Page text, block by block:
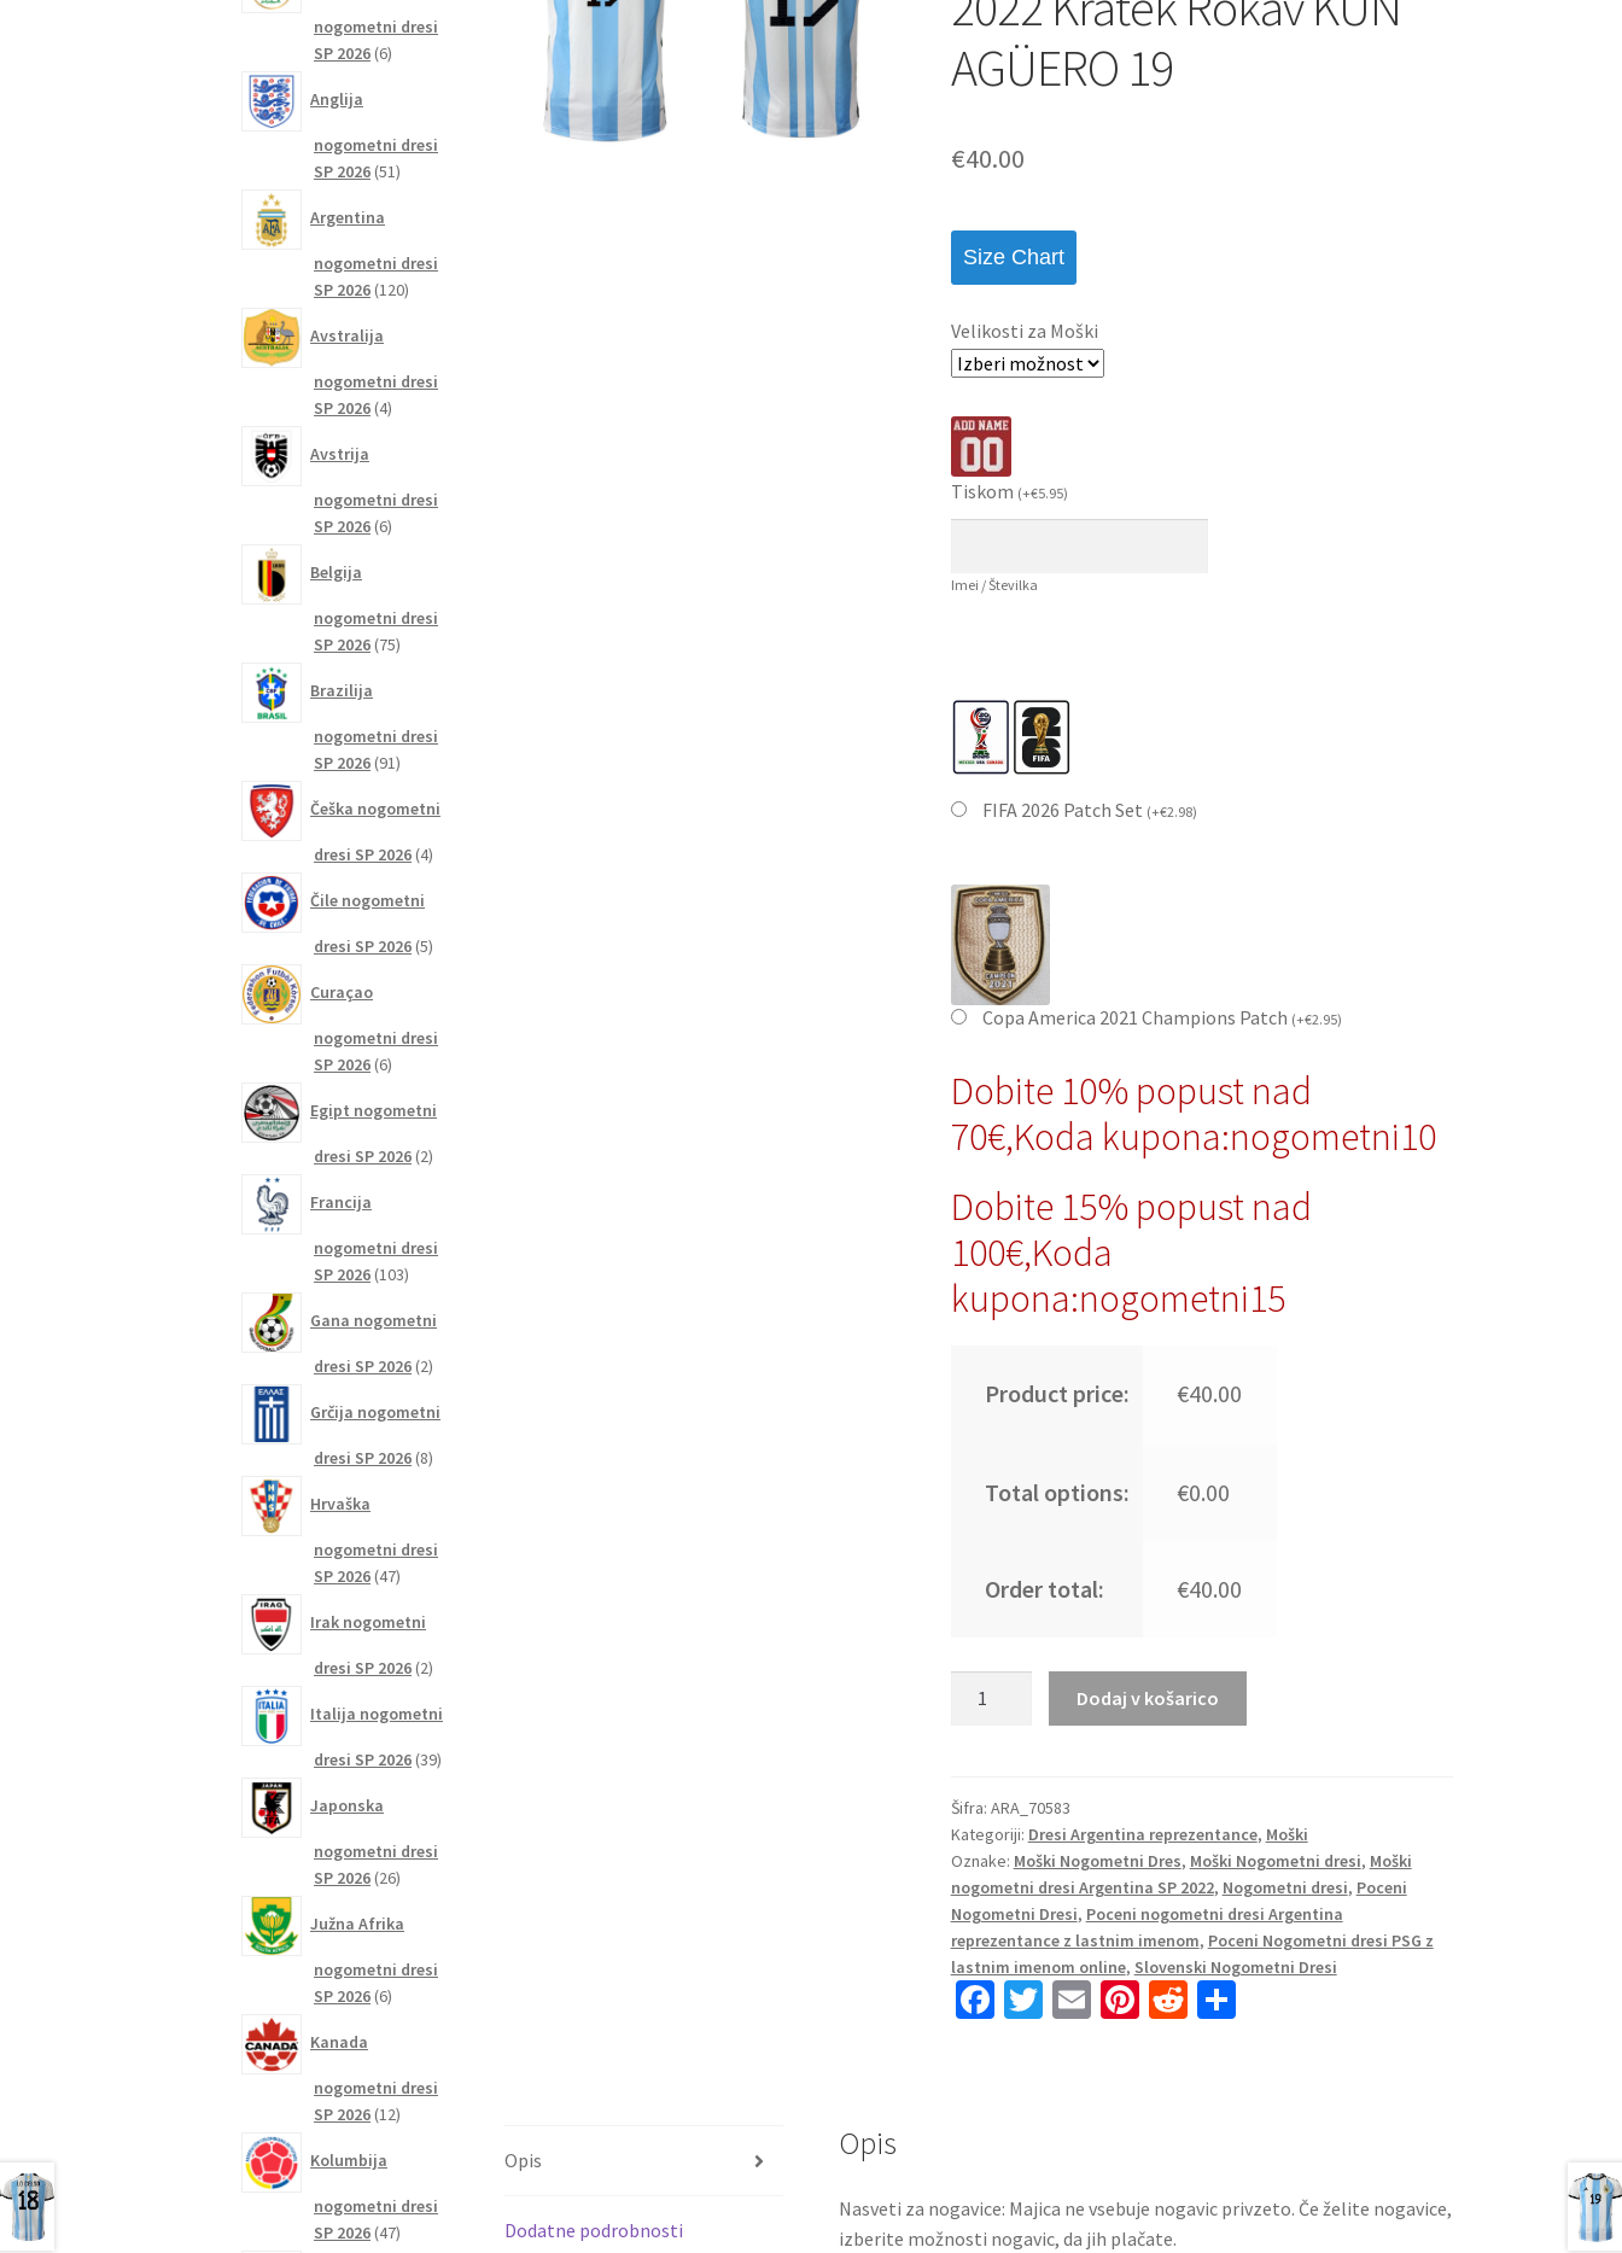
AGÜERO 19
€40.00
Size Chart
Velikosti za Moški
Tiskom (+€5.95)
Imei / Številka
FIFA 2026 Patch Set (+€2.98)
Copa America 2021 Champions Patch (+€2.95)
Dobite 10% popust nad
70€,Koda kupona:nogometni10
Dobite 15% popust nad
100€,Koda
kupona:nogometni15
Product price: €40.00
Total options: €0.00
Order total: €40.00
Domači
SP
2022
Kratek
Rokav
KUN
AGÜERO
19
Dodaj v košarico
Šifra: ARA_70583
Kategoriji: Dresi Argentina reprezentance, Moški
Oznake: Moški Nogometni Dres, Moški Nogometni dresi, Moški
nogometni dresi Argentina SP 2022, Nogometni dresi, Poceni
Nogometni Dresi, Poceni nogometni dresi Argentina
reprezentance z lastnim imenom, Poceni Nogometni dresi PSG z
lastnim imenom online, Slovenski Nogometni Dresi
Fa
k
T E Pi R S
Opis
Dodatne podrobnosti
Opis
Nasveti za nogavice: Majica ne vsebuje nogavic privzeto. Če želite nogavice,
izberite možnosti nogavic, da jih plačate.
nogometni dresi
SP 2026 66
Anglija
nogometni dresi
SP 2026 5151
Argentina
nogometni dresi
SP 2026 120120
Avstralija
nogometni dresi
SP 2026 44
Avstrija
nogometni dresi
SP 2026 66
Belgija
nogometni dresi
SP 2026 7575
Brazilija
nogometni dresi
SP 2026 9191
Češka nogometni
dresi SP 2026 44
Čile nogometni
dresi SP 2026 55
Curaçao
nogometni dresi
SP 2026 66
Egipt nogometni
dresi SP 2026 22
Francija
nogometni dresi
SP 2026 103103
Gana nogometni
dresi SP 2026 22
Grčija nogometni
dresi SP 2026 88
Hrvaška
nogometni dresi
SP 2026 4747
Irak nogometni
dresi SP 2026 22
Italija nogometni
dresi SP 2026 3939
Japonska
nogometni dresi
SP 2026 2626
Južna Afrika
nogometni dresi
SP 2026 66
Kanada
nogometni dresi
SP 2026 1212
Kolumbija
nogometni dresi
SP 2026 4747